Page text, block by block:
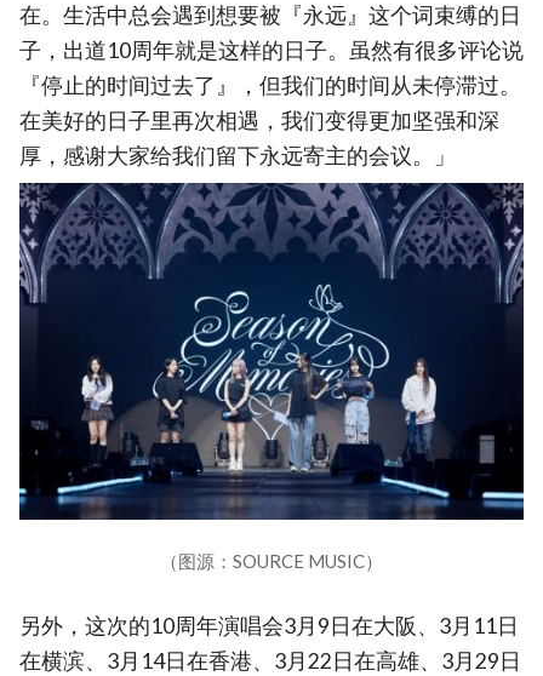
在。生活中总会遇到想要被『永远』这个词束缚的日
子，出道10周年就是这样的日子。虽然有很多评论说
『停止的时间过去了』，但我们的时间从未停滞过。
在美好的日子里再次相遇，我们变得更加坚强和深
厚，感谢大家给我们留下永远寄主的会议。」
（图源：SOURCE MUSIC）
另外，这次的10周年演唱会3月9日在大阪、3月11日
在横滨、3月14日在香港、3月22日在高雄、3月29日